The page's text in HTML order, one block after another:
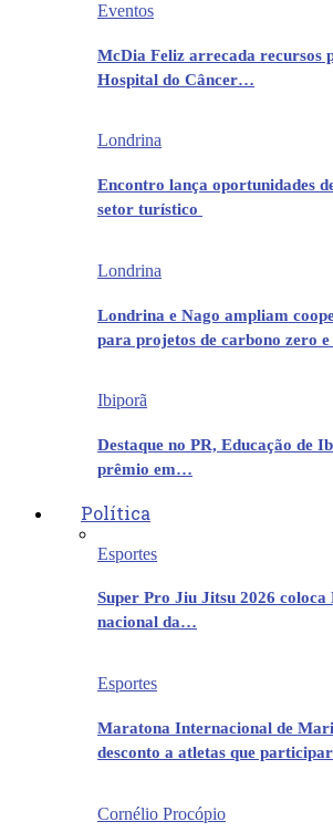
Eventos
McDia Feliz arrecada recursos
Hospital do Câncer…
Londrina
Encontro lança oportunidades
setor turístico
Londrina
Londrina e Nago ampliam
para projetos de carbono zero
Ibiporã
Destaque no PR, Educação de
prêmio em…
Política
Esportes
Super Pro Jiu Jitsu 2026
nacional da…
Esportes
Maratona Internacional de
desconto a atletas que
Cornélio Procópio